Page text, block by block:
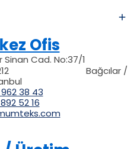
Ofis
Cad. No:37/1
Bağcılar /
38 43
52 16